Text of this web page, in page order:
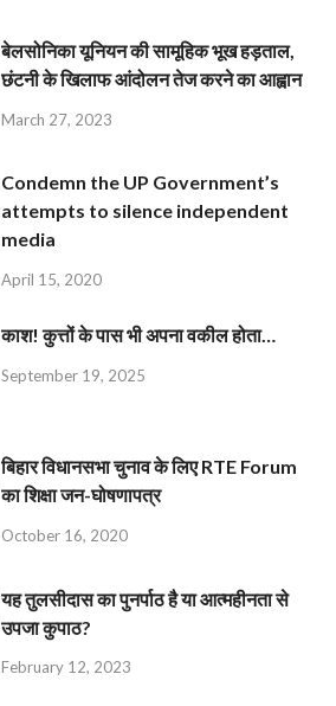
बेलसोनिका यूनियन की सामूहिक भूख हड़ताल,
छंटनी के खिलाफ आंदोलन तेज करने का आह्वान
March 27, 2023
Condemn the UP Government’s
attempts to silence independent
media
April 15, 2020
काश! कुत्तों के पास भी अपना वकील होता…
September 19, 2025
बिहार विधानसभा चुनाव के लिए RTE Forum
का शिक्षा जन-घोषणापत्र
October 16, 2020
यह तुलसीदास का पुनर्पाठ है या आत्महीनता से
उपजा कुपाठ?
February 12, 2023